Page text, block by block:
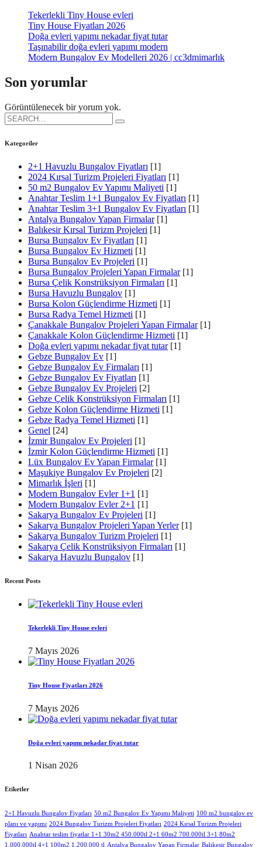
Tekerlekli Tiny House evleri
Tiny House Fiyatları 2026
Doğa evleri yapımı nekadar fiyat tutar
Taşınabilir doğa evleri yapımı modern
Modern Bungalov Ev Modelleri 2026 | cc3dmimarlık
Son yorumlar
Görüntülenecek bir yorum yok.
Search
for:
Kategoriler
2+1 Havuzlu Bungalov Fiyatları [1]
2024 Kırsal Turizm Projeleri Fiyatları [1]
50 m2 Bungalov Ev Yapımı Maliyeti [1]
Anahtar Teslim 1+1 Bungalov Ev Fiyatları [1]
Anahtar Teslim 3+1 Bungalov Ev Fiyatları [1]
Antalya Bungalov Yapan Firmalar [1]
Balıkesir Kırsal Turizm Projeleri [1]
Bursa Bungalov Ev Fiyatları [1]
Bursa Bungalov Ev Hizmeti [1]
Bursa Bungalov Ev Projeleri [1]
Bursa Bungalov Projeleri Yapan Firmalar [1]
Bursa Çelik Konstrüksiyon Firmaları [1]
Bursa Havuzlu Bungalov [1]
Bursa Kolon Güçlendirme Hizmeti [1]
Bursa Radya Temel Hizmeti [1]
Çanakkale Bungalov Projeleri Yapan Firmalar [1]
Çanakkale Kolon Güçlendirme Hizmeti [1]
Doğa evleri yapımı nekadar fiyat tutar [1]
Gebze Bungalov Ev [1]
Gebze Bungalov Ev Firmaları [1]
Gebze Bungalov Ev Fiyatları [1]
Gebze Bungalov Ev Projeleri [2]
Gebze Çelik Konstrüksiyon Firmaları [1]
Gebze Kolon Güçlendirme Hizmeti [1]
Gebze Radya Temel Hizmeti [1]
Genel [24]
İzmir Bungalov Ev Projeleri [1]
İzmir Kolon Güçlendirme Hizmeti [1]
Lüx Bungalov Ev Yapan Firmalar [1]
Maşukiye Bungalov Ev Projeleri [2]
Mimarlık İşleri [1]
Modern Bungalov Evler 1+1 [1]
Modern Bungalov Evler 2+1 [1]
Sakarya Bungalov Ev Projeleri [1]
Sakarya Bungalov Projeleri Yapan Yerler [1]
Sakarya Bungalov Turizm Projeleri [1]
Sakarya Çelik Konstrüksiyon Firmaları [1]
Sakarya Havuzlu Bungalov [1]
Recent Posts
Tekerlekli Tiny House evleri
7 Mayıs 2026
Tiny House Fiyatları 2026
7 Mayıs 2026
Doğa evleri yapımı nekadar fiyat tutar
1 Nisan 2026
Etiketler
2+1 Havuzlu Bungalov Fiyatları 50 m2 Bungalov Ev Yapımı Maliyeti 100 m2 bungalov ev
planı ve yapımı 2024 Bungalov Turizm Projeleri Fiyatları 2024 Kırsal Turizm Projeleri
Fiyatları Anahtar teslim fiyatlar 1+1 30m2 450.000tl 2+1 60m2 700.000tl 3+1 80m2
1.000.000tl 4+1 100m2 1.200.000 tl Antalya Bungalov Yapan Firmalar Balıkesir Bungalov